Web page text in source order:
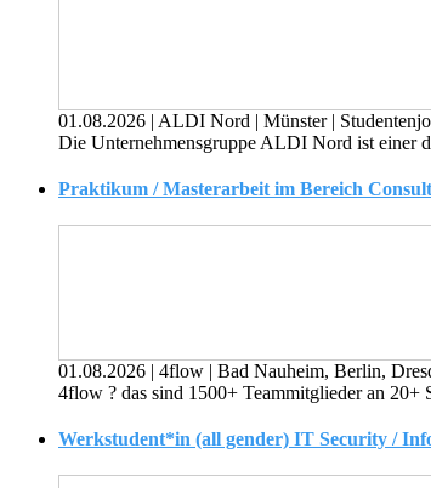
01.08.2026 | ALDI Nord | Münster |
Die Unternehmensgruppe ALDI Nord ist einer
Praktikum / Masterarbeit im Bereich
01.08.2026 | 4flow | Bad Nauheim, Berlin,
4flow ? das sind 1500+ Teammitglieder an
Werkstudent*in (all gender) IT Security /